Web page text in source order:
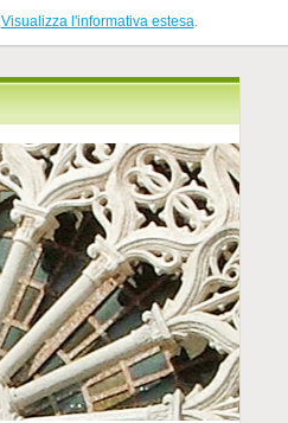
Visualizza l'informativa estesa.